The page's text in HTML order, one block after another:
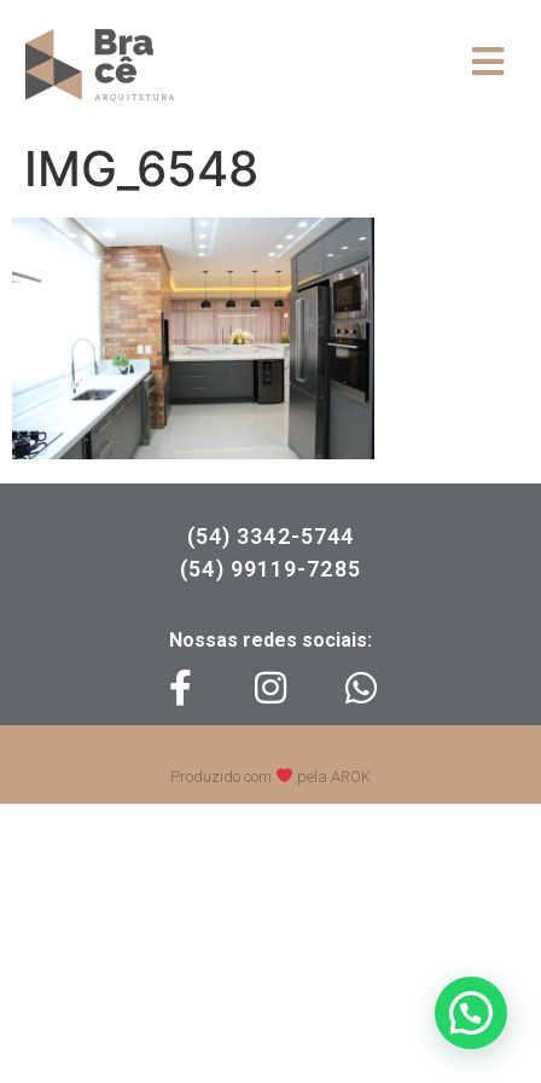
IMG_6548
(54) 3342-5744
(54) 99119-7285
Nossas redes sociais:
Produzido com pela AROK